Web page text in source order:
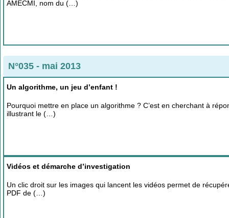
AMECMI, nom du (…)
N°035 - mai 2013
Un algorithme, un jeu d’enfant !
Pourquoi mettre en place un algorithme ? C’est en cherchant à
illustrant le (…)
Vidéos et démarche d’investigation
Un clic droit sur les images qui lancent les vidéos permet de
PDF de (…)